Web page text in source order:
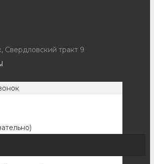
Свердловский тракт 9